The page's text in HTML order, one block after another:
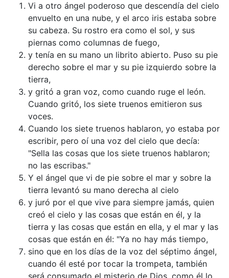
Vi a otro ángel poderoso que descendía del cielo
envuelto en una nube, y el arco iris estaba sobre
su cabeza. Su rostro era como el sol, y sus
piernas como columnas de fuego,
y tenía en su mano un librito abierto. Puso su pie
derecho sobre el mar y su pie izquierdo sobre la
tierra,
y gritó a gran voz, como cuando ruge el león.
Cuando gritó, los siete truenos emitieron sus
voces.
Cuando los siete truenos hablaron, yo estaba por
escribir, pero oí una voz del cielo que decía:
"Sella las cosas que los siete truenos hablaron;
no las escribas."
Y el ángel que vi de pie sobre el mar y sobre la
tierra levantó su mano derecha al cielo
y juró por el que vive para siempre jamás, quien
creó el cielo y las cosas que están en él, y la
tierra y las cosas que están en ella, y el mar y las
cosas que están en él: "Ya no hay más tiempo,
sino que en los días de la voz del séptimo ángel,
cuando él esté por tocar la trompeta, también
será consumado el misterio de Dios, como él lo